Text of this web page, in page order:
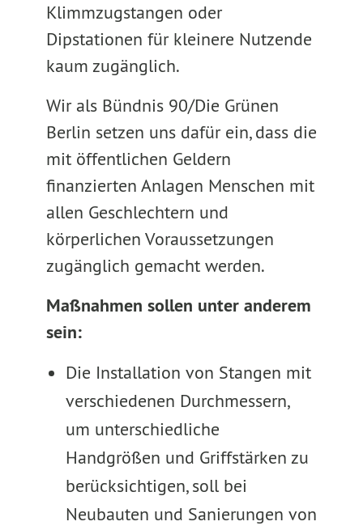
Klimmzugstangen oder
Dipstationen für kleinere Nutzende
kaum zugänglich.
Wir als Bündnis 90/Die Grünen
Berlin setzen uns dafür ein, dass die
mit öffentlichen Geldern
finanzierten Anlagen Menschen mit
allen Geschlechtern und
körperlichen Voraussetzungen
zugänglich gemacht werden.
Maßnahmen sollen unter anderem
sein:
Die Installation von Stangen mit
verschiedenen Durchmessern,
um unterschiedliche
Handgrößen und Griffstärken zu
berücksichtigen, soll bei
Neubauten und Sanierungen von